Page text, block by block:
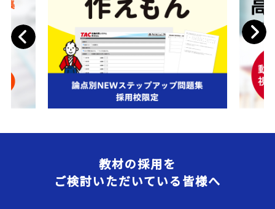
Previous
Next
教材の採用を
ご検討いただいている皆様へ